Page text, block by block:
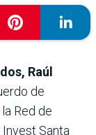
Raúl
de
Red de
Santa